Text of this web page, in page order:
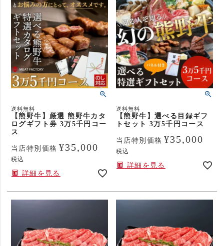
送料無料
【熊野牛】厳選 熊野牛カタ
ログギフト券 3万5千円コー
ス
当店特別価格 ¥35,000
税込
詳細を見る
送料無料
【熊野牛】選べる目録ギフ
トセット 3万5千円コース
当店特別価格 ¥35,000
税込
詳細を見る